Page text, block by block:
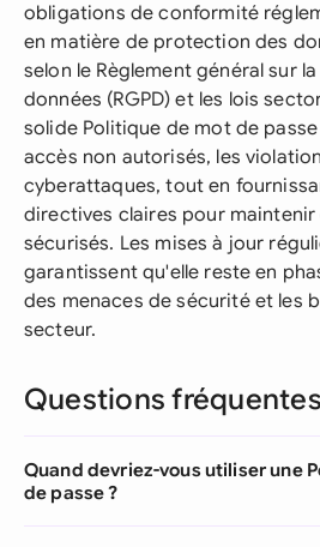
obligations de conformité
en matière de protection des
selon le Règlement général sur
données (RGPD) et les lois
solide Politique de mot de
accès non autorisés, les
cyberattaques, tout en
directives claires pour
sécurisés. Les mises à jour
garantissent qu'elle reste en
des menaces de sécurité et les
secteur.
Questions fréquentes
Quand devriez-vous utiliser une
de passe ?